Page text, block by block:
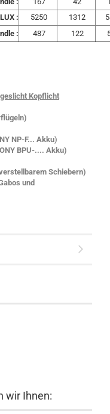
LUX : 5250 1312
:
487 122
Kopflicht
NP-F... Akku)
BPU-.... Akku)
Schiebern)
und
wir Ihnen: